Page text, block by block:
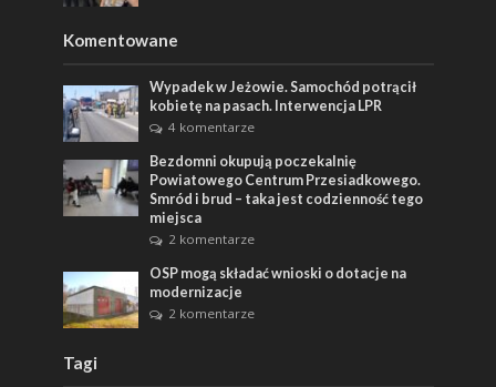
Komentowane
Wypadek w Jeżowie. Samochód potrącił
kobietę na pasach. Interwencja LPR
4 komentarze
Bezdomni okupują poczekalnię
Powiatowego Centrum Przesiadkowego.
Smród i brud – taka jest codzienność tego
miejsca
2 komentarze
OSP mogą składać wnioski o dotacje na
modernizacje
2 komentarze
Tagi